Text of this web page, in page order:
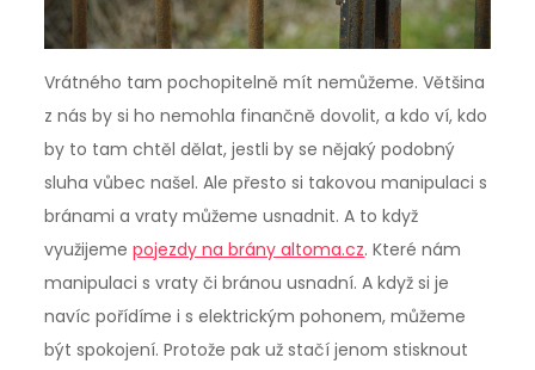
Vrátného tam pochopitelně mít nemůžeme. Většina
z nás by si ho nemohla finančně dovolit, a kdo ví, kdo
by to tam chtěl dělat, jestli by se nějaký podobný
sluha vůbec našel. Ale přesto si takovou manipulaci s
bránami a vraty můžeme usnadnit. A to když
využijemepojezdy na brány altoma.cz. Které nám
manipulaci s vraty či bránou usnadní. A když si je
navíc pořídíme i s elektrickým pohonem, můžeme
být spokojení. Protože pak už stačí jenom stisknout